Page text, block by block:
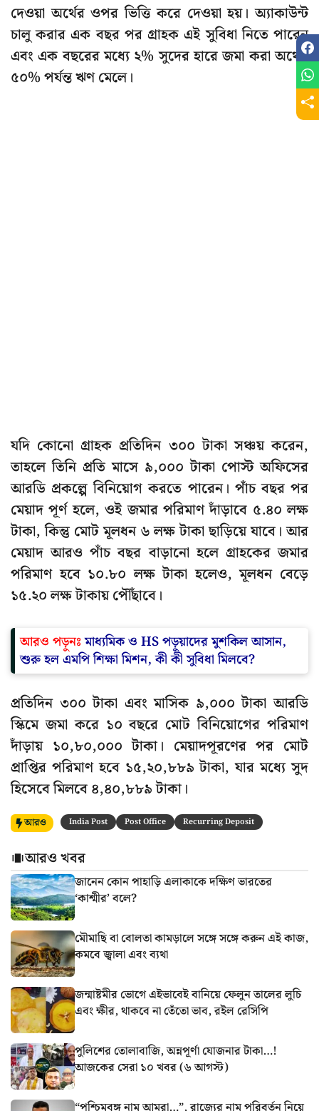
দেওয়া অর্থের ওপর ভিত্তি করে দেওয়া হয়। অ্যাকাউন্ট
চালু করার এক বছর পর গ্রাহক এই সুবিধা নিতে পারেন
এবং এক বছরের মধ্যে ২% সুদের হারে জমা করা অর্থের
৫০% পর্যন্ত ঋণ মেলে।
যদি কোনো গ্রাহক প্রতিদিন ৩০০ টাকা সঞ্চয় করেন,
তাহলে তিনি প্রতি মাসে ৯,০০০ টাকা পোস্ট অফিসের
আরডি প্রকল্পে বিনিয়োগ করতে পারেন। পাঁচ বছর পর
মেয়াদ পূর্ণ হলে, ওই জমার পরিমাণ দাঁড়াবে ৫.৪০ লক্ষ
টাকা, কিন্তু মোট মূলধন ৬ লক্ষ টাকা ছাড়িয়ে যাবে। আর
মেয়াদ আরও পাঁচ বছর বাড়ানো হলে গ্রাহকের জমার
পরিমাণ হবে ১০.৮০ লক্ষ টাকা হলেও, মূলধন বেড়ে
১৫.২০ লক্ষ টাকায় পৌঁছাবে।
আরও পড়ুনঃমাধ্যমিক ও HS পড়ুয়াদের মুশকিল আসান,
শুরু হল এমপি শিক্ষা মিশন, কী কী সুবিধা মিলবে?
প্রতিদিন ৩০০ টাকা এবং মাসিক ৯,০০০ টাকা আরডি
স্কিমে জমা করে ১০ বছরে মোট বিনিয়োগের পরিমাণ
দাঁড়ায় ১০,৮০,০০০ টাকা। মেয়াদপূরণের পর মোট
প্রাপ্তির পরিমাণ হবে ১৫,২০,৮৮৯ টাকা, যার মধ্যে সুদ
হিসেবে মিলবে ৪,৪০,৮৮৯ টাকা।
আরও India Post Post Office Recurring Deposit
আরও খবর
জানেন কোন পাহাড়ি এলাকাকে দক্ষিণ ভারতের
‘কাশ্মীর’ বলে?
মৌমাছি বা বোলতা কামড়ালে সঙ্গে সঙ্গে করুন এই কাজ,
কমবে জ্বালা এবং ব্যথা
জন্মাষ্টমীর ভোগে এইভাবেই বানিয়ে ফেলুন তালের লুচি
এবং ক্ষীর, থাকবে না তেঁতো ভাব, রইল রেসিপি
পুলিশের তোলাবাজি, অন্নপূর্ণা যোজনার টাকা…!
আজকের সেরা ১০ খবর (৬ আগস্ট)